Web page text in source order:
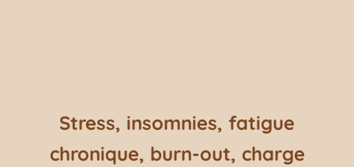
Stress, insomnies, fatigue
chronique, burn-out, charge